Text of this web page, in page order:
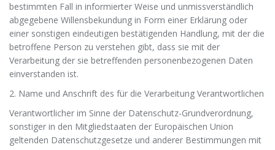
bestimmten Fall in informierter Weise und unmissverständlich
abgegebene Willensbekundung in Form einer Erklärung oder
einer sonstigen eindeutigen bestätigenden Handlung, mit der die
betroffene Person zu verstehen gibt, dass sie mit der
Verarbeitung der sie betreffenden personenbezogenen Daten
einverstanden ist.
2. Name und Anschrift des für die Verarbeitung Verantwortlichen
Verantwortlicher im Sinne der Datenschutz-Grundverordnung,
sonstiger in den Mitgliedstaaten der Europäischen Union
geltenden Datenschutzgesetze und anderer Bestimmungen mit